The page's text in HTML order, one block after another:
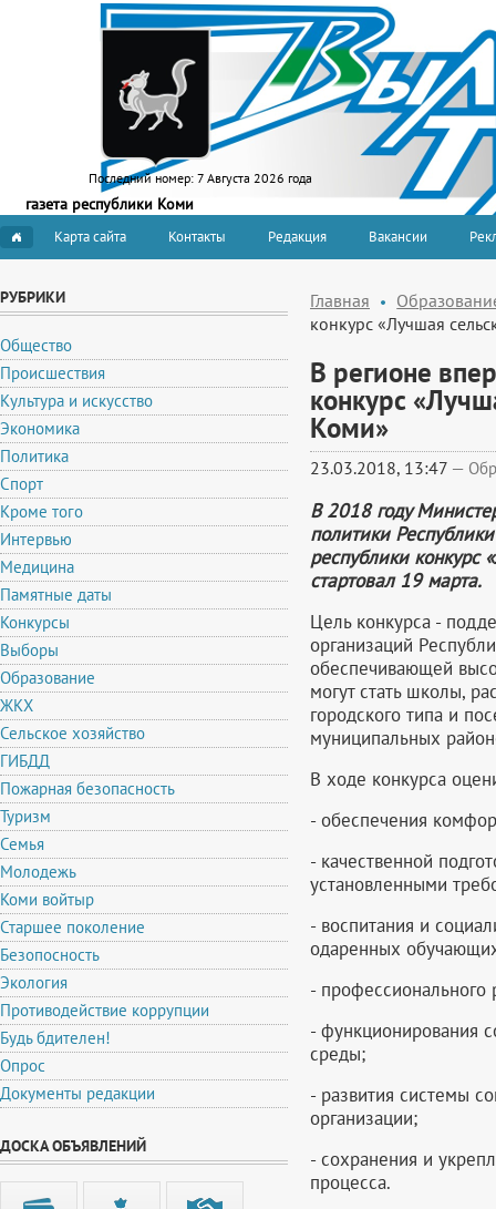
Последний номер: 7 Августа 2026 года
газета республики Коми
Карта сайта Контакты Редакция Вакансии
РУБРИКИ
Общество
Происшествия
Культура и искусство
Экономика
Политика
Спорт
Кроме того
Интервью
Медицина
Памятные даты
Конкурсы
Выборы
Образование
ЖКХ
Сельское хозяйство
ГИБДД
Пожарная безопасность
Туризм
Семья
Молодежь
Коми войтыр
Старшее поколение
Безопосность
Экология
Противодействие коррупции
Будь бдителен!
Опрос
Документы редакции
ДОСКА ОБЪЯВЛЕНИЙ
Главная
конкурс «Лучшая
В регионе
конкурс
Коми»
23.03.2018, 13:47 —
В 2018 году
политики
республики конкурс
стартовал 19 марта.
Цель конкурса -
организаций
обеспечивающей
могут стать школы,
городского типа и
муниципальных
В ходе конкурса
- обеспечения
- качественной
установленными
- воспитания и
одаренных
- профессионального
- функционирования
среды;
- развития системы
организации;
- сохранения и
процесса.